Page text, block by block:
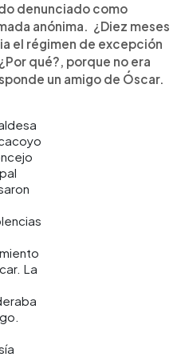
denunciado como
anónima. ¿Diez meses
el régimen de excepción
qué?, porque no era
un amigo de Óscar.
La